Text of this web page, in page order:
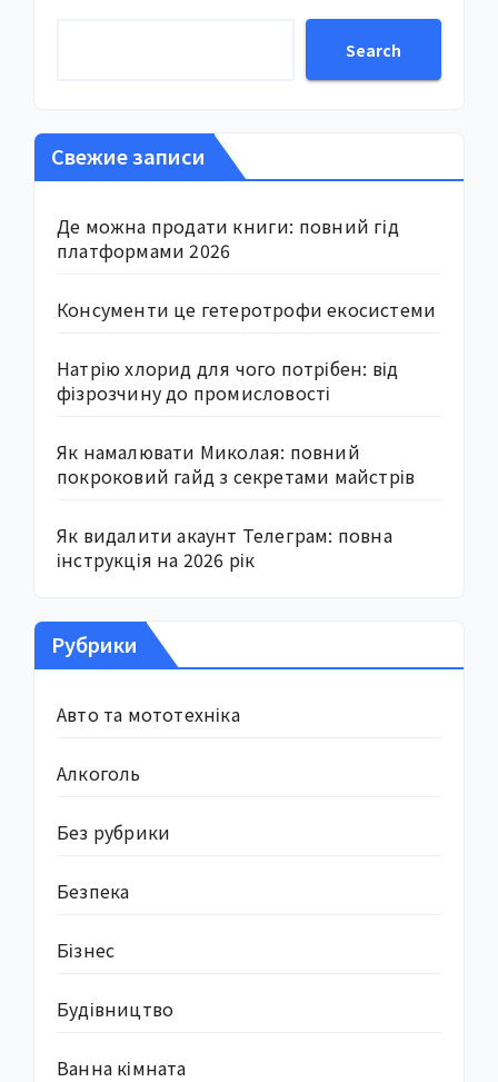
Search
Свежие записи
Де можна продати книги: повний гід
платформами 2026
Консументи це гетеротрофи екосистеми
Натрію хлорид для чого потрібен: від
фізрозчину до промисловості
Як намалювати Миколая: повний
покроковий гайд з секретами майстрів
Як видалити акаунт Телеграм: повна
інструкція на 2026 рік
Рубрики
Авто та мототехніка
Алкоголь
Без рубрики
Безпека
Бізнес
Будівництво
Ванна кімната